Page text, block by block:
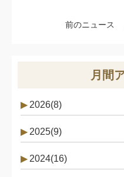
前のニュース
月間
2026(8)
2025(9)
2024(16)